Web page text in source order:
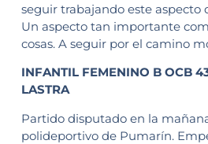
seguir trabajando este aspecto
Un aspecto tan importante
cosas. A seguir por el camino
INFANTIL FEMENINO B OCB
LASTRA
Partido disputado en la
polideportivo de Pumarín.